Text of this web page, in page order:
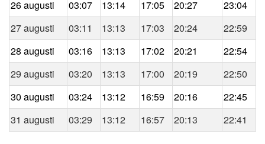
26 augusti 03:07 13:14 17:05 20:27
23:04
27 augusti
03:11 13:13 17:03 20:24
22:59
28 augusti
03:16 13:13 17:02 20:21
22:54
29 augusti
03:20 13:13 17:00 20:19
22:50
30 augusti
03:24 13:12 16:59 20:16
22:45
31 augusti
03:29 13:12 16:57 20:13 22:41